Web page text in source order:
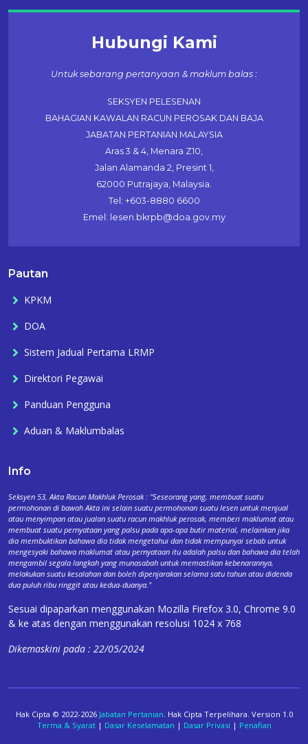
Hubungi Kami
Untuk sebarang pertanyaan & maklum balas :
SEKSYEN PELESENAN
BAHAGIAN KAWALAN RACUN PEROSAK DAN BAJA
JABATAN PERTANIAN MALAYSIA
Aras 3 & 4, Menara Z10,
Jalan Alamanda 2, Presint 1,
62000 Putrajaya, Malaysia.
Tel: +603-8880 6600
Emel: lesen.bkrpb@doa.gov.my
Pautan
KPKM
DOA
Sistem Jadual Pertama LRMP
Direktori Pegawai
Panduan Pengguna
Aduan & Maklumbalas
Info
Seksyen 53, Akta Racun Makhluk Perosak : "Seseorang yang, membuat suatu
permohonan di bawah Akta ini selain suatu permohonan suatu lesen untuk menjual
atau menyimpan atau jualan suatu racun makhluk perosak, memberi maklumat atau
membuat suatu pernyataan yang palsu pada apa-apa butir material, melainkan jika
dia membuktikan bahawa dia tidak mengetahui dan tidak mempunyai sebab untuk
mengesyaki bahawa maklumat atau pernyataan itu adalah palsu dan bahawa dia telah
mengambil segala langkah yang munasabah untuk memastikan kebenarannya,
melakukan suatu kesalahan dan boleh dipenjarakan selama satu tahun atau didenda
dua puluh ribu ringgit atau kedua-duanya."
Sesuai dipaparkan menggunakan Mozilla Firefox 3.0, Chrome 9.0
& ke atas dengan menggunakan resolusi 1024 x 768
Dikemaskini pada : 22/05/2024
Hak Cipta © 2022-2026 Jabatan Pertanian. Hak Cipta Terpelihara. Version 1.0
Terma & Syarat| Dasar Keselamatan | Dasar Privasi | Penafian